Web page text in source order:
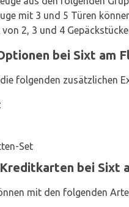
mit 3 und 5 Türen
2, 3 und 4
bei Sixt am
folgenden zusätzlichen
Set
bei Sixt
mit den folgenden